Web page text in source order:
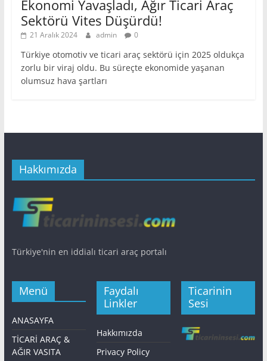
Ekonomi Yavaşladı, Ağır Ticari Araç
Sektörü Vites Düşürdü!
21 Aralık 2024 admin 0
Türkiye otomotiv ve ticari araç sektörü için 2025 oldukça
zorlu bir viraj oldu. Bu süreçte ekonomide yaşanan
olumsuz hava şartları
Hakkımızda
Türkiye'nin en iddialı ticari araç portalı
Menü
ANASAYFA
TİCARİ ARAÇ &
AĞIR VASITA
Faydalı
Linkler
Hakkımızda
Privacy Policy
Ticarinin
Sesi